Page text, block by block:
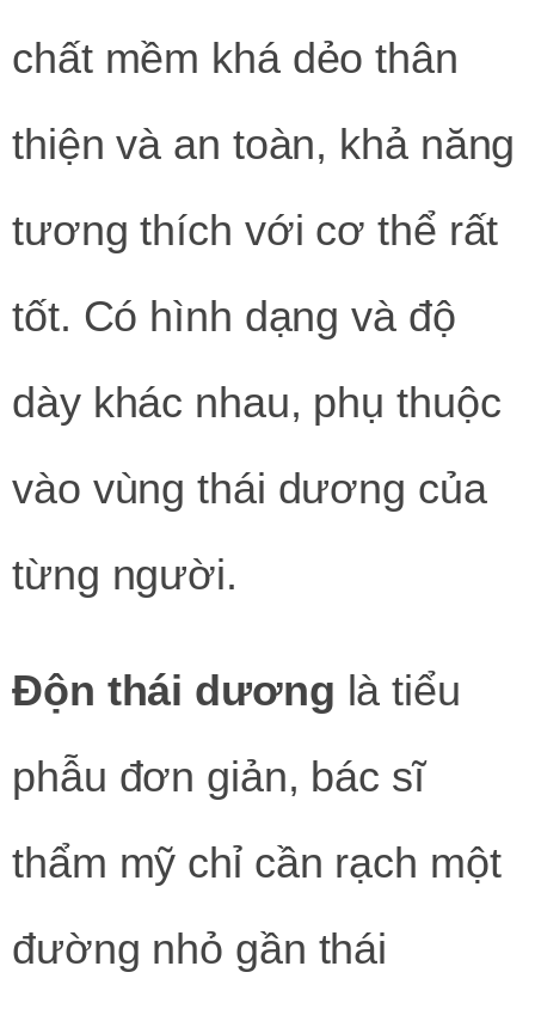
chất mềm khá dẻo thân
thiện và an toàn, khả năng
tương thích với cơ thể rất
tốt. Có hình dạng và độ
dày khác nhau, phụ thuộc
vào vùng thái dương của
từng người.
Độn thái dương là tiểu
phẫu đơn giản, bác sĩ
thẩm mỹ chỉ cần rạch một
đường nhỏ gần thái